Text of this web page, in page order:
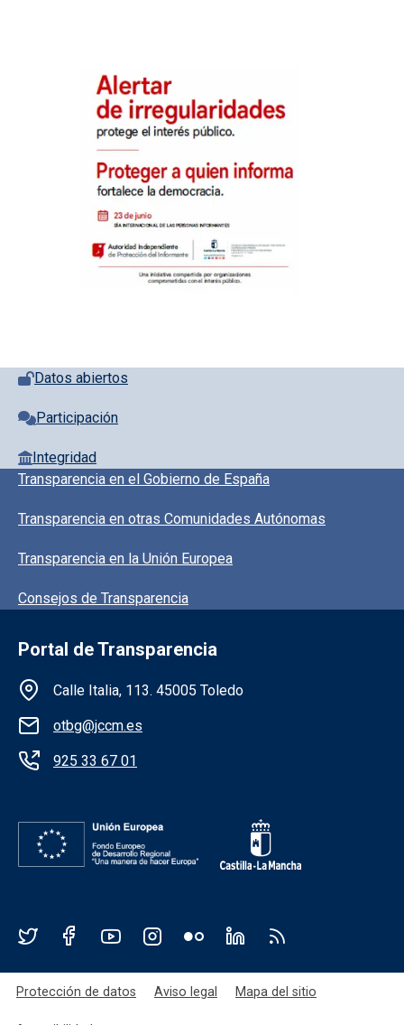
Pie de página con iconos
Datos abiertos
Participación
Integridad
Pie de pagina información
Transparencia en el Gobierno de España
Transparencia en otras Comunidades Autónomas
Transparencia en la Unión Europea
Consejos de Transparencia
Portal de Transparencia
Información de la institución
Calle Italia, 113. 45005 Toledo
otbg@jccm.es
925 33 67 01
Redes sociales JCCM
Menú legal
Protección de datos Aviso legal Mapa del sitio